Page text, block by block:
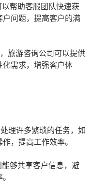
帮助客服团队快速获
问题，提高客户的满
旅游咨询公司可以提供
需求，增强客户体
理许多繁琐的任务，如
，提高工作效率。
够共享客户信息，避